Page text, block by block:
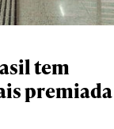
tem